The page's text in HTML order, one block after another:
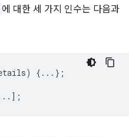
에 대한 세 가지 인수는 다음과
)
{...};